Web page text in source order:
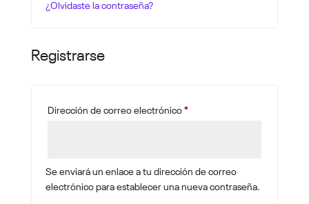
¿Olvidaste la contraseña?
Registrarse
Dirección de correo electrónico *Obligatorio
Se enviará un enlace a tu dirección de correo
electrónico para establecer una nueva contraseña.